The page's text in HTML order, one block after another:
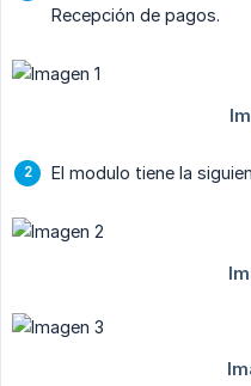
Recepción de pagos.
El modulo tiene la